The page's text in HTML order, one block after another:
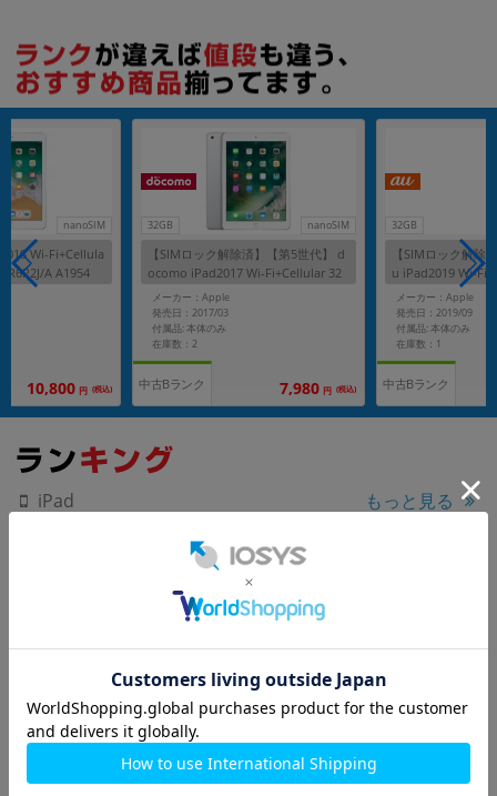
nanoSIM
Wi-Fi+Cellula
A A1954
10,800 円 (税込)
32GB nanoSIM
【SIMロック解除済】【第5世代】 d
ocomo iPad2017 Wi-Fi+Cellular 32
GB シルバー MP1L2J/A A1823
メーカー：Apple
発売日：2017/03
付属品: 本体のみ
在庫数：2
中古Bランク 7,980 円 (税込)
32GB
【SIMロック解除
u iPad2019 Wi-
ペースグレイ
メーカー：Apple
発売日：2019/09
付属品: 本体のみ
在庫数：1
中古Bランク
iPad もっと見る
【第6世代】 iPad mini6
【第3世代】 iPad Pro 11イ